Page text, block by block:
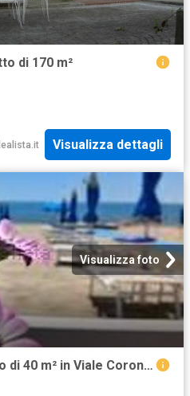
di 170 m²
Visualizza dettagli
Visualizza foto
Villetta a schiera in affitto di 40 m² in Viale Corona Australe